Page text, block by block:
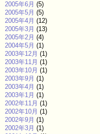
2005年6月 (5)
2005年5月 (5)
2005年4月 (12)
2005年3月 (13)
2005年2月 (4)
2004年5月 (1)
2003年12月 (1)
2003年11月 (1)
2003年10月 (1)
2003年9月 (1)
2003年4月 (1)
2003年1月 (1)
2002年11月 (1)
2002年10月 (1)
2002年9月 (1)
2002年3月 (1)